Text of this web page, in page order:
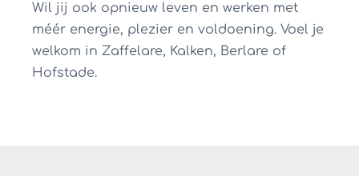
Wil jij ook opnieuw leven en werken met
méér energie, plezier en voldoening. Voel je
welkom in Zaffelare, Kalken, Berlare of
Hofstade.